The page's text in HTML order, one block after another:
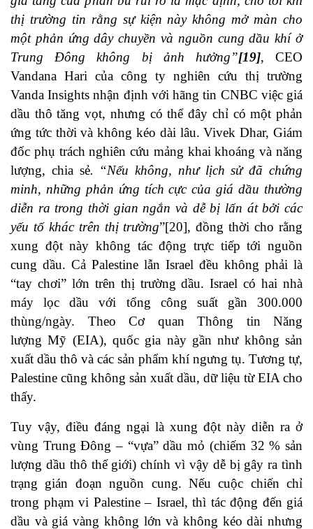
thị trường tin rằng sự kiện này không mở màn cho
một phản ứng dây chuyền và nguồn cung dầu khí ở
Trung Đông không bị ảnh hưởng”[19], CEO
Vandana Hari của công ty nghiên cứu thị trường
Vanda Insights nhận định với hãng tin CNBC việc giá
dầu thô tăng vọt, nhưng có thể đây chỉ có một phản
ứng tức thời và không kéo dài lâu. Vivek Dhar, Giám
đốc phụ trách nghiên cứu mảng khai khoáng và năng
lượng, chia sẻ. “Nếu không, như lịch sử đã chứng
minh, những phản ứng tích cực của giá dầu thường
diễn ra trong thời gian ngắn và dễ bị lấn át bởi các
yếu tố khác trên thị trường”[20], đồng thời cho rằng
xung đột này không tác động trực tiếp tới nguồn
cung dầu. Cả Palestine lẫn Israel đều không phải là
“tay chơi” lớn trên thị trường dầu. Israel có hai nhà
máy lọc dầu với tổng công suất gần 300.000
thùng/ngày. Theo Cơ quan Thông tin Năng
lượng Mỹ (EIA), quốc gia này gần như không sản
xuất dầu thô và các sản phẩm khí ngưng tụ. Tương tự,
Palestine cũng không sản xuất dầu, dữ liệu từ EIA cho
thấy.
Tuy vậy, điều đáng ngại là xung đột này diễn ra ở
vùng Trung Đông – “vựa” dầu mỏ (chiếm 32 % sản
lượng dầu thô thế giới) chính vì vậy dễ bị gây ra tình
trạng gián đoạn nguồn cung. Nếu cuộc chiến chỉ
trong phạm vi Palestine – Israel, thì tác động đến giá
dầu và giá vàng không lớn và không kéo dài nhưng